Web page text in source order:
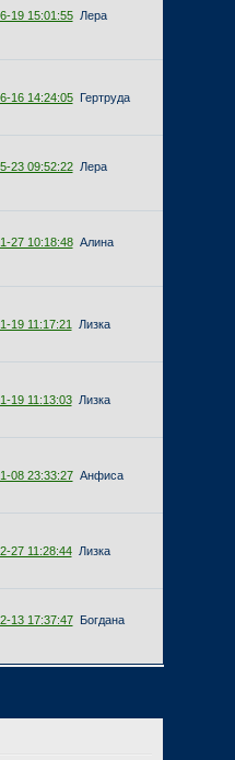
19 15:01:55
Лера
16 14:24:05 Гертруда
23 09:52:22
Лера
27 10:18:48 Алина
19 11:17:21 Лизка
19 11:13:03 Лизка
08 23:33:27 Анфиса
27 11:28:44 Лизка
13 17:37:47
Богдана